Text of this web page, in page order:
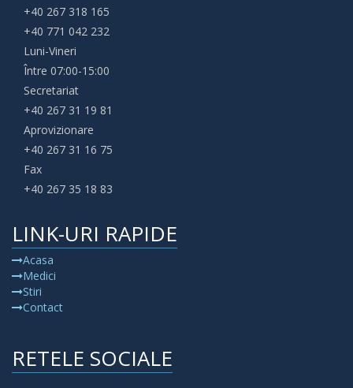
+40 267 318 165
+40 771 042 232
Luni-Vineri
Între 07:00-15:00
Secretariat
+40 267 31 19 81
Aprovizionare
+40 267 31 16 75
Fax
+40 267 35 18 83
LINK-URI RAPIDE
Acasa
Medici
Stiri
Contact
RETELE SOCIALE